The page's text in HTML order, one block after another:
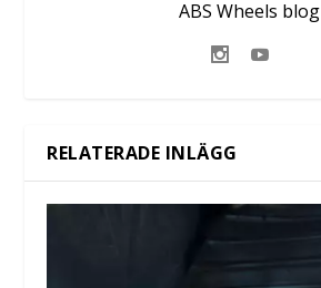
ABS Wheels blog
RELATERADE INLÄGG